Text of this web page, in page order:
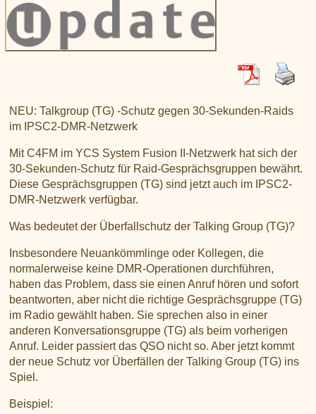
Liste aller Rubiken im DAPNET
BrandMeister Hose Line
CSS Tool (color party!)
DMR ID
YSFReflectors
deutsche Räume im Wires-X
XLX031
Download
NEU: Talkgroup (TG) -Schutz gegen 30-Sekunden-Raids
im IPSC2-DMR-Netzwerk
Mit C4FM im YCS System Fusion II-Netzwerk hat sich der
30-Sekunden-Schutz für Raid-Gesprächsgruppen bewährt.
Diese Gesprächsgruppen (TG) sind jetzt auch im IPSC2-
DMR-Netzwerk verfügbar.
Was bedeutet der Überfallschutz der Talking Group (TG)?
Insbesondere Neuankömmlinge oder Kollegen, die
normalerweise keine DMR-Operationen durchführen,
haben das Problem, dass sie einen Anruf hören und sofort
beantworten, aber nicht die richtige Gesprächsgruppe (TG)
im Radio gewählt haben. Sie sprechen also in einer
anderen Konversationsgruppe (TG) als beim vorherigen
Anruf. Leider passiert das QSO nicht so. Aber jetzt kommt
der neue Schutz vor Überfällen der Talking Group (TG) ins
Spiel.
Beispiel: